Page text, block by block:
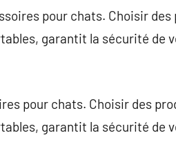
pour chats. Choisir
garantit la sécurité de
pour chats. Choisir des
garantit la sécurité de